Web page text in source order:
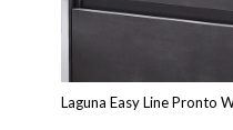
Laguna Easy Line Pronto